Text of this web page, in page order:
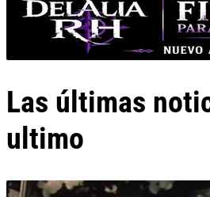
Las últimas
ultimo